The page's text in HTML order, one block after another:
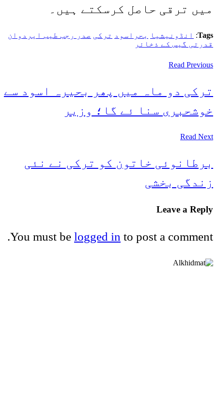
میں ترقی حاصل کرسکتے ہیں۔
Tags
: انڈونیشیا بحراسود ترکی صدر رجب طیب ایردوان
قدرتی گیس کے ذخائر
Read Previous
ترکی دو ماہ میں پھر بحیرہ اسود سے
خوشحبری سنا ئے گا؛ وزیر
Read Next
برطانوئی خاتون کو ترکی نے نئی
زندگی بخشی
Leave a Reply
You must be logged in to post a comment.